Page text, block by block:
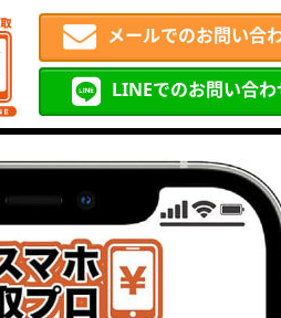
メールでのお問い合
LINEでのお問い合わ